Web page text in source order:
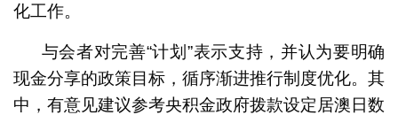
化工作。
与会者对完善“计划”表示支持，并认为要明确
现金分享的政策目标，循序渐进推行制度优化。其
中，有意见建议参考央积金政府拨款设定居澳日数